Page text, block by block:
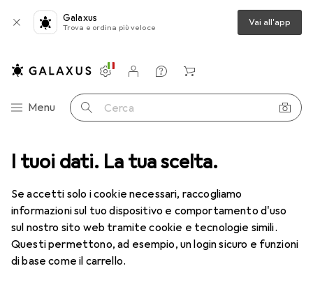
I tuoi dati. La tua scelta.
Se accetti solo i cookie necessari, raccogliamo
informazioni sul tuo dispositivo e comportamento d'uso
sul nostro sito web tramite cookie e tecnologie simili.
Questi permettono, ad esempio, un login sicuro e funzioni
di base come il carrello.
Galaxus
Trova e ordina più veloce Vai all'app
Categoria Navigazione
Menu Cerca
Impostazioni
Conto cliente
Liste di confronto
Liste dei desideri
Carrello
Lenti a contatto Air Optix più HydraGlyde per l'astigmatismo
1 Immagine
Air Optix più HydraGlyde per
EUR
47,29 EUR
7,88/1pz.